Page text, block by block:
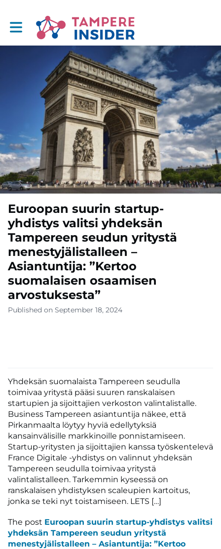
Toggle main navigation
Euroopan suurin startup-
yhdistys valitsi yhdeksän
Tampereen seudun yritystä
menestyjälistalleen –
Asiantuntija: ”Kertoo
suomalaisen osaamisen
arvostuksesta”
Published on September 18, 2024
Yhdeksän suomalaista Tampereen seudulla
toimivaa yritystä pääsi suuren ranskalaisen
startupien ja sijoittajien verkoston valintalistalle.
Business Tampereen asiantuntija näkee, että
Pirkanmaalta löytyy hyviä edellytyksiä
kansainvälisille markkinoille ponnistamiseen.
Startup-yritysten ja sijoittajien kanssa työskentelevä
France Digitale -yhdistys on valinnut yhdeksän
Tampereen seudulla toimivaa yritystä
valintalistalleen. Tarkemmin kyseessä on
ranskalaisen yhdistyksen scaleupien kartoitus,
jonka se teki nyt toistamiseen. LETS […]
The post Euroopan suurin startup-yhdistys valitsi
yhdeksän Tampereen seudun yritystä
menestyjälistalleen – Asiantuntija: ”Kertoo